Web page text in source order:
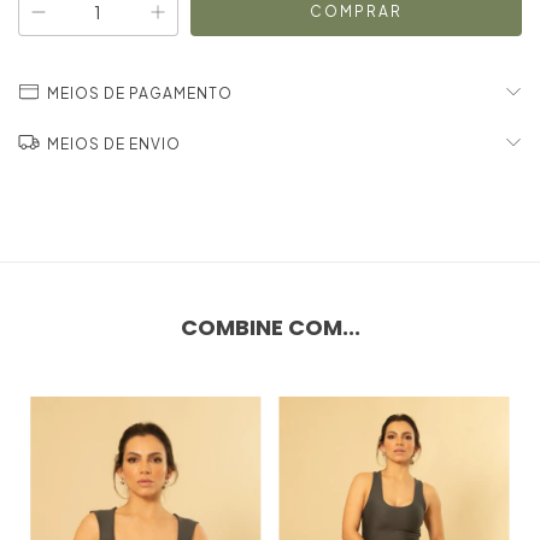
MEIOS DE PAGAMENTO
MEIOS DE ENVIO
COMBINE COM...